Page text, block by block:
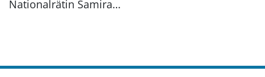
Nationalrätin Samira…